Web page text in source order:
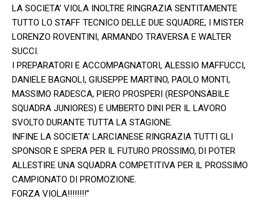
LA SOCIETA’ VIOLA INOLTRE RINGRAZIA SENTITAMENTE
TUTTO LO STAFF TECNICO DELLE DUE SQUADRE, I MISTER
LORENZO ROVENTINI, ARMANDO TRAVERSA E WALTER
SUCCI.
I PREPARATORI E ACCOMPAGNATORI, ALESSIO MAFFUCCI,
DANIELE BAGNOLI, GIUSEPPE MARTINO, PAOLO MONTI,
MASSIMO RADESCA, PIERO PROSPERI (RESPONSABILE
SQUADRA JUNIORES) E UMBERTO DINI PER IL LAVORO
SVOLTO DURANTE TUTTA LA STAGIONE.
INFINE LA SOCIETA’ LARCIANESE RINGRAZIA TUTTI GLI
SPONSOR E SPERA PER IL FUTURO PROSSIMO, DI POTER
ALLESTIRE UNA SQUADRA COMPETITIVA PER IL PROSSIMO
CAMPIONATO DI PROMOZIONE.
FORZA VIOLA!!!!!!!!”